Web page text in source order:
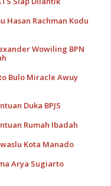
Hasan Rachman Kodu
Wowiling BPN
Bulo Miracle Awuy
Duka BPJS
Rumah Ibadah
Kota Manado
Arya Sugiarto